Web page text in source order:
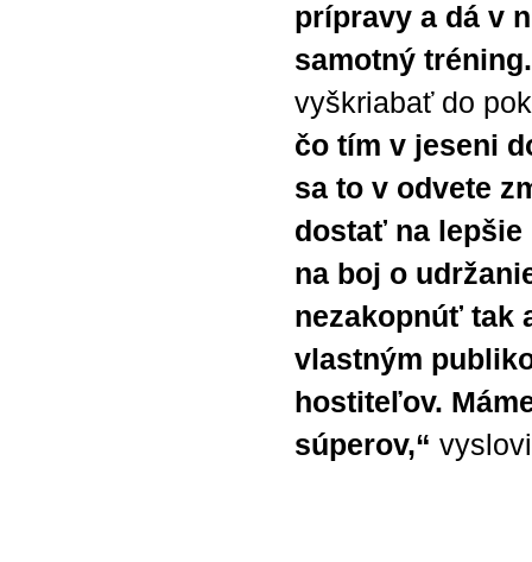
prípravy a dá v
samotný
vyškriabať do
čo tím v jeseni
sa to v odvete
dostať na lepšie
na boj o
nezakopnúť tak
vlastným
hostiteľov.
súperov,“